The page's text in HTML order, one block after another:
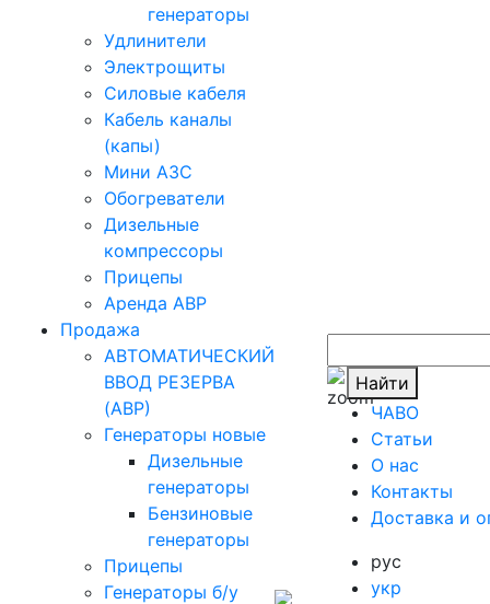
генераторы
Удлинители
Электрощиты
Силовые кабеля
Кабель каналы
(капы)
Мини АЗС
Обогреватели
Дизельные
компрессоры
Прицепы
Аренда АВР
Продажа
АВТОМАТИЧЕСКИЙ
ВВОД РЕЗЕРВА
(АВР)
Генераторы новые
Дизельные
генераторы
Бензиновые
генераторы
Прицепы
Генераторы б/у
Найти
ЧАВО
Cтатьи
O нас
Контакты
Доставка и
рус
укр